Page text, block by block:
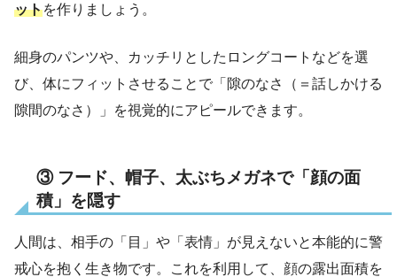
ットを作りましょう。
細身のパンツや、カッチリとしたロングコートなどを選
び、体にフィットさせることで「隙のなさ（＝話しかける
隙間のなさ）」を視覚的にアピールできます。
③ フード、帽子、太ぶちメガネで「顔の面
積」を隠す
人間は、相手の「目」や「表情」が見えないと本能的に警
戒心を抱く生き物です。これを利用して、顔の露出面積を